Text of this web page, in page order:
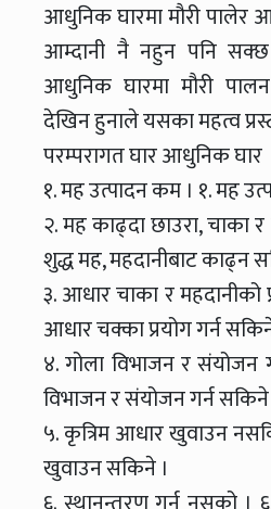
आधुनिक घारमा मौरी पालेर
आम्दानी नै नहुन पनि
आधुनिक घारमा मौरी पालन
देखिन हुनाले यसका महत्व
परम्परागत घार आधुनिक घार
१. मह उत्पादन कम । १. मह
२. मह काढ्दा छाउरा, चाका
शुद्ध मह, महदानीबाट काढ्न
३. आधार चाका र महदानीको
आधार चक्का प्रयोग गर्न
४. गोला विभाजन र संयोजन
विभाजन र संयोजन गर्न सकिने
५. कृत्रिम आधार खुवाउन
खुवाउन सकिने ।